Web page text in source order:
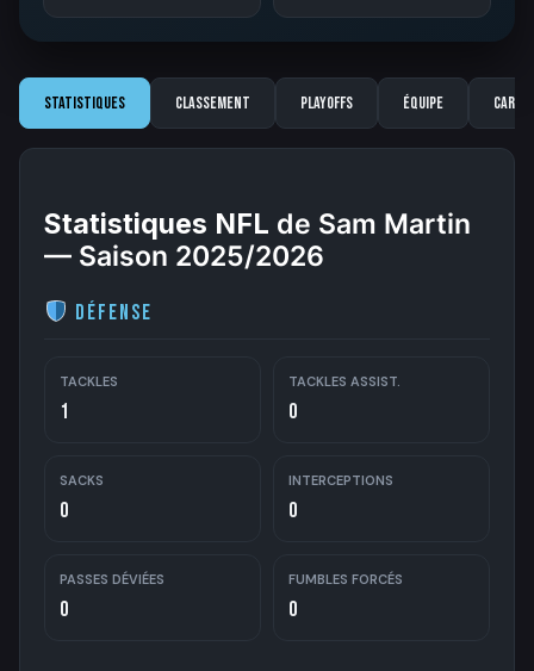
Statistiques Classement Playoffs Équipe
Statistiques NFL de Sam Martin
— Saison 2025/2026
Défense
TACKLES
1
TACKLES ASSIST.
0
SACKS
0
INTERCEPTIONS
0
PASSES DÉVIÉES
0
FUMBLES FORCÉS
0